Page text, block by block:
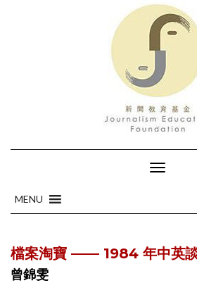
Toggle
MENU
檔案淘寶 —— 1984 年中英
曾錦雯